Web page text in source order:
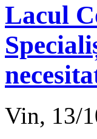
Lacul
Vin, 13/